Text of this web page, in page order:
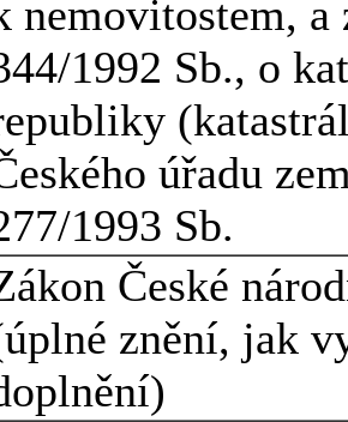
nemovitostem, a
1992 Sb., o
úřadu
1993 Sb.
České
znění, jak